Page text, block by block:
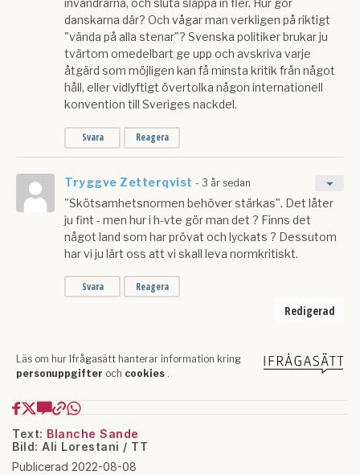
Text: Blanche Sande
Bild: Ali Lorestani / TT
Publicerad 2022-08-08